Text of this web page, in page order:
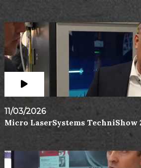
11/03/2026
Micro LaserSystems TechniShow